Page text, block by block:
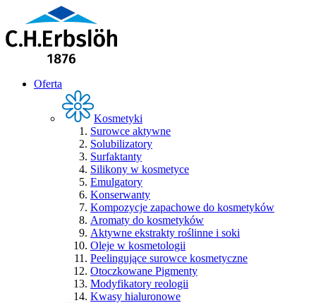
Oferta
Kosmetyki
Surowce aktywne
Solubilizatory
Surfaktanty
Silikony w kosmetyce
Emulgatory
Konserwanty
Kompozycje zapachowe do kosmetyków
Aromaty do kosmetyków
Aktywne ekstrakty roślinne i soki
Oleje w kosmetologii
Peelingujące surowce kosmetyczne
Otoczkowane Pigmenty
Modyfikatory reologii
Kwasy hialuronowe